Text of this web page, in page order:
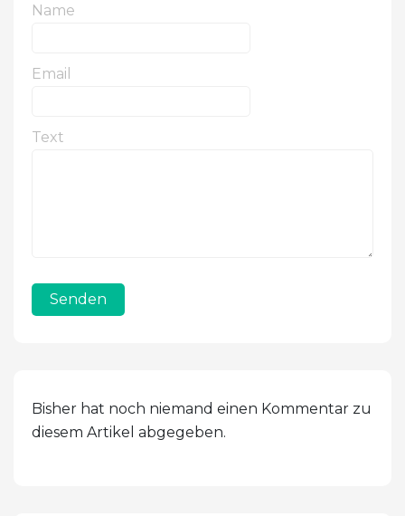
Name
Email
Text
Senden
Bisher hat noch niemand einen Kommentar zu
diesem Artikel abgegeben.